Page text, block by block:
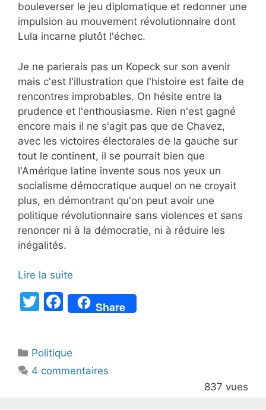
bouleverser le jeu diplomatique et redonner une
impulsion au mouvement révolutionnaire dont
Lula incarne plutôt l'échec.
Je ne parierais pas un Kopeck sur son avenir
mais c'est l'illustration que l'histoire est faite de
rencontres improbables. On hésite entre la
prudence et l'enthousiasme. Rien n'est gagné
encore mais il ne s'agit pas que de Chavez,
avec les victoires électorales de la gauche sur
tout le continent, il se pourrait bien que
l'Amérique latine invente sous nos yeux un
socialisme démocratique auquel on ne croyait
plus, en démontrant qu'on peut avoir une
politique révolutionnaire sans violences et sans
renoncer ni à la démocratie, ni à réduire les
inégalités.
Lire la suite
T
er
F
a
e
b
Share
Catégories
Politique
4 commentaires
837 vues